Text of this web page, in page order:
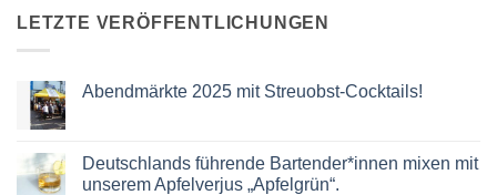
LETZTE VERÖFFENTLICHUNGEN
Abendmärkte 2025 mit Streuobst-Cocktails!
Abendmärkte
2025
mit
Deutschlands führende Bartender*innen mixen mit
unserem Apfelverjus „Apfelgrün“.